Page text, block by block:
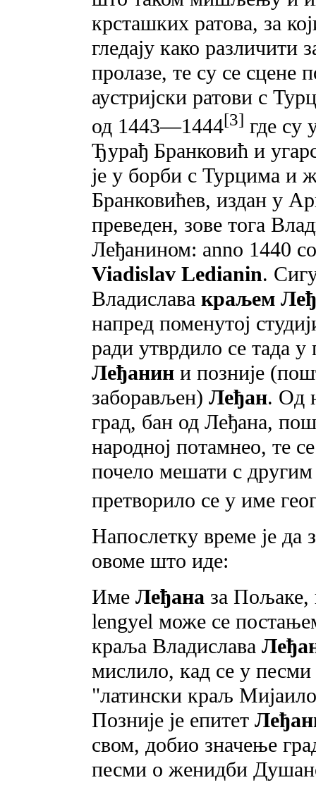
крсташких ратова, за
гледају како
пролазе, те су се сцене
аустријски ратови с
од 1443—1444[3] где су
Ђурађ Бранковић и
je y борби с Турцима и
Бранковићев, издан у
преведен, зове тога
Леђанином: anno 1440
Viadislav Ledianin.
Владислава краљем
напред поменутој
ради утврдило се тада
Леђанин и позније
заборављен) Леђан. Од
град, бан од Леђана,
народној потамнео, те
почело мешати с другим
претворило се у име
Haпослетку време je да
овоме што иде:
Име Леђана за Пољаке,
lengyel може се
краља Владислава
мислило, кад се у
"латински краљ
Позније je епитет
свом, добио значење
песми о женидби